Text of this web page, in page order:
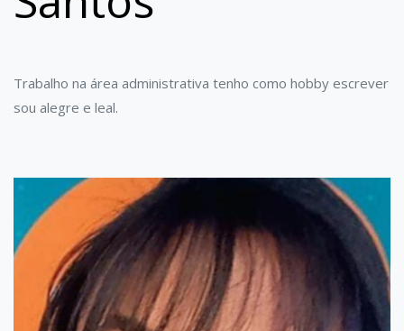
Trabalho na área administrativa tenho como hobby escrever
sou alegre e leal.